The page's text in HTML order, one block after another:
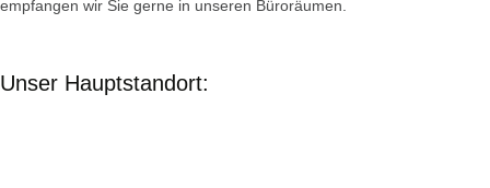
empfangen wir Sie gerne in unseren Büroräumen.
Unser Hauptstandort: